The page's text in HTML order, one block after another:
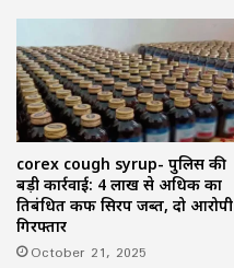
corex cough syrup- पुलिस की
बड़ी कार्रवाई: 4 लाख से अधिक का
प्रतिबंधित कफ सिरप जब्त, दो आरोपी
गिरफ्तार
October 21, 2025